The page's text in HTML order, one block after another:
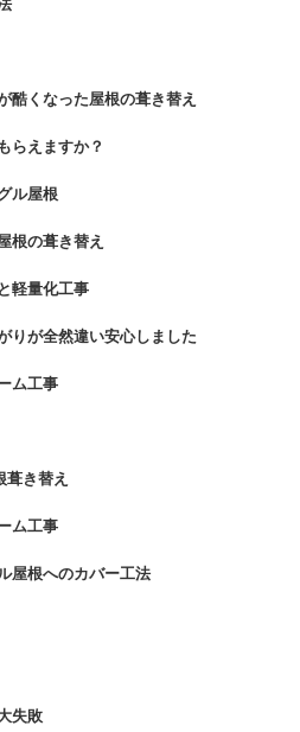
酷くなった屋根の葺き替え
らえますか？
ル屋根
根の葺き替え
軽量化工事
りが全然違い安心しました
ム工事
葺き替え
ム工事
屋根へのカバー工法
失敗